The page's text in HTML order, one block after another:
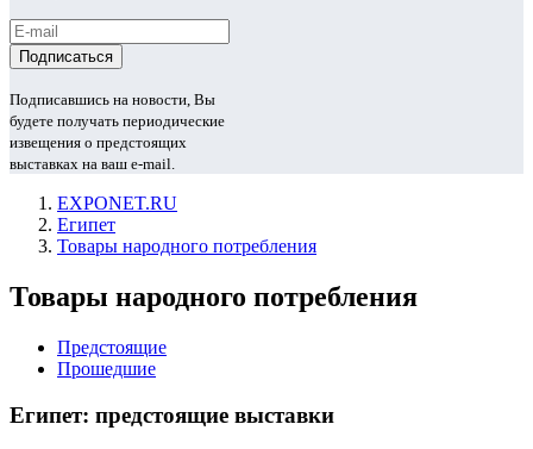
Подписавшись на новости, Вы
будете получать периодические
извещения о предстоящих
выставках на ваш e-mail.
EXPONET.RU
Египет
Товары народного потребления
Товары народного потребления
Предстоящие
Прошедшие
Египет: предстоящие выставки